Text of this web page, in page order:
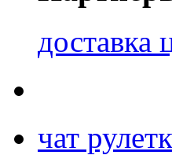
доставка
чат